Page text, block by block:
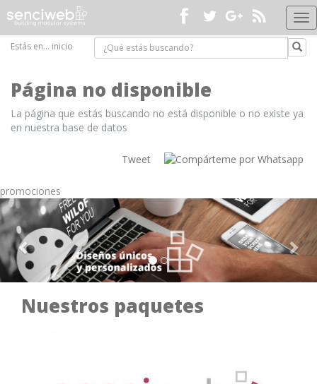
Estás en... inicio
Página no disponible
La página que estás buscando no está disponible o no existe ya
en nuestra base de datos
Tweet
promociones
Nuestros paquetes